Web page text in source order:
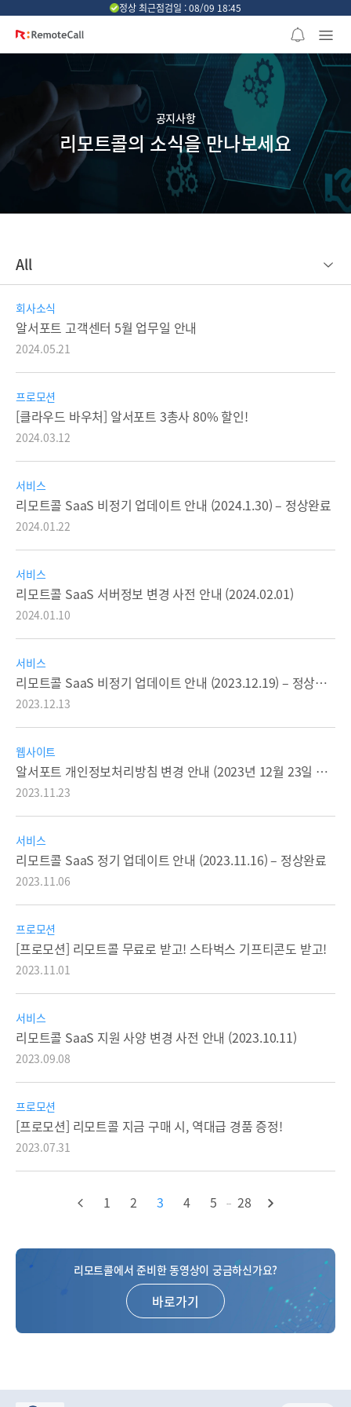
정상 최근점검일 : 08/09 18:45
공지사항
리모트콜의 소식을 만나보세요
All
회사소식
알서포트 고객센터 5월 업무일 안내
2024.05.21
프로모션
[클라우드 바우처] 알서포트 3총사 80% 할인!
2024.03.12
서비스
리모트콜 SaaS 비정기 업데이트 안내 (2024.1.30) – 정상완료
2024.01.22
서비스
리모트콜 SaaS 서버정보 변경 사전 안내 (2024.02.01)
2024.01.10
서비스
리모트콜 SaaS 비정기 업데이트 안내 (2023.12.19) – 정상완료
2023.12.13
웹사이트
알서포트 개인정보처리방침 변경 안내 (2023년 12월 23일 시행)
2023.11.23
서비스
리모트콜 SaaS 정기 업데이트 안내 (2023.11.16) – 정상완료
2023.11.06
프로모션
[프로모션] 리모트콜 무료로 받고! 스타벅스 기프티콘도 받고!
2023.11.01
서비스
리모트콜 SaaS 지원 사양 변경 사전 안내 (2023.10.11)
2023.09.08
프로모션
[프로모션] 리모트콜 지금 구매 시, 역대급 경품 증정!
2023.07.31
1 2 3 4 5 ... 28
리모트콜에서 준비한 동영상이 궁금하신가요?
바로가기